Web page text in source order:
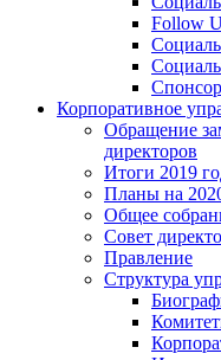
Follow
Корпоративное
Обращение
директоров
Итоги 2019
Планы на
Общее
Совет
Правление
Структура